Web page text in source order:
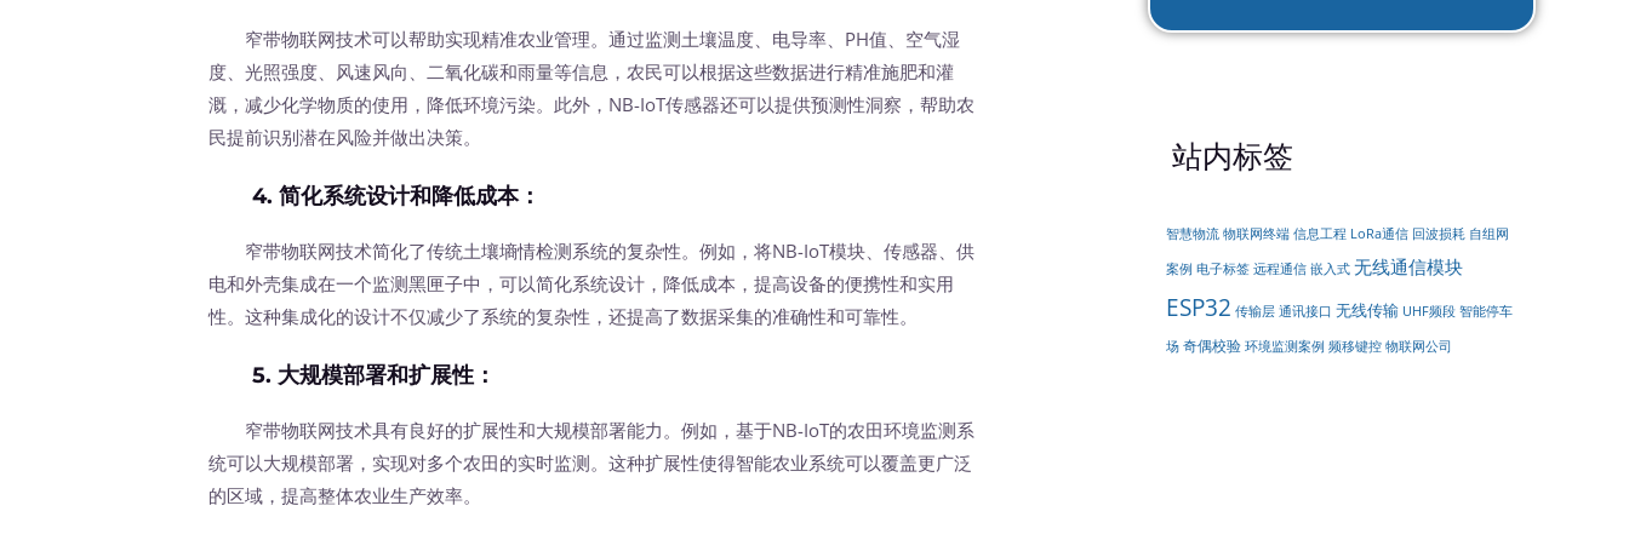
窄带物联网技术可以帮助实现精准农业管理。通过监测土壤温度、电导率、PH值、空气湿
度、光照强度、风速风向、二氧化碳和雨量等信息，农民可以根据这些数据进行精准施肥和灌
溉，减少化学物质的使用，降低环境污染。此外，NB-IoT传感器还可以提供预测性洞察，帮助农
民提前识别潜在风险并做出决策。
4.简化系统设计和降低成本：
窄带物联网技术简化了传统土壤墒情检测系统的复杂性。例如，将NB-IoT模块、传感器、供
电和外壳集成在一个监测黑匣子中，可以简化系统设计，降低成本，提高设备的便携性和实用
性。这种集成化的设计不仅减少了系统的复杂性，还提高了数据采集的准确性和可靠性。
5.大规模部署和扩展性：
窄带物联网技术具有良好的扩展性和大规模部署能力。例如，基于NB-IoT的农田环境监测系
统可以大规模部署，实现对多个农田的实时监测。这种扩展性使得智能农业系统可以覆盖更广泛
的区域，提高整体农业生产效率。
站内标签
智慧物流 物联网终端 信息工程 LoRa通信 回波损耗 自组网
案例 电子标签 远程通信 嵌入式 无线通信模块
ESP32 传输层 通讯接口 无线传输 UHF频段 智能停车
场 奇偶校验 环境监测案例 频移键控 物联网公司